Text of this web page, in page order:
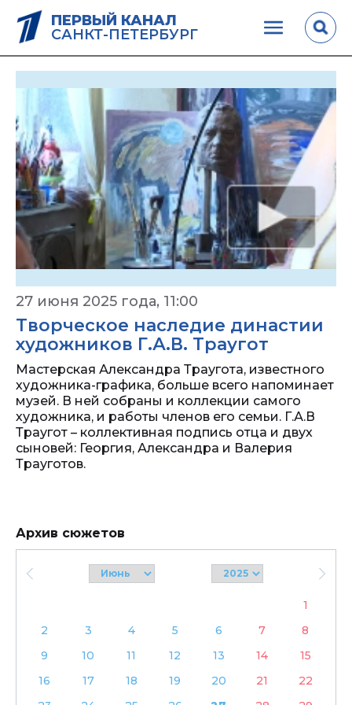
ПЕРВЫЙ КАНАЛ
САНКТ-ПЕТЕРБУРГ
27 июня 2025 года, 11:00
Творческое наследие династии
художников Г.А.В. Траугот
Мастерская Александра Траугота, известного
художника-графика, больше всего напоминает
музей. В ней собраны и коллекции самого
художника, и работы членов его семьи. Г.А.В
Траугот – коллективная подпись отца и двух
сыновей: Георгия, Александра и Валерия
Трауготов.
Архив сюжетов
1
2
3 4 5 6 7
8
9
10 11 12 13 14
15
16
17 18 19 20 21
22